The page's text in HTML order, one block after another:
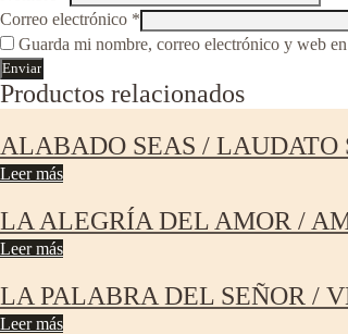
Correo electrónico *
Guarda mi nombre, correo electrónico y web
Productos relacionados
ALABADO SEAS / LAUDATO
Leer más
LA ALEGRÍA DEL AMOR /
Leer más
LA PALABRA DEL SEÑOR /
Leer más